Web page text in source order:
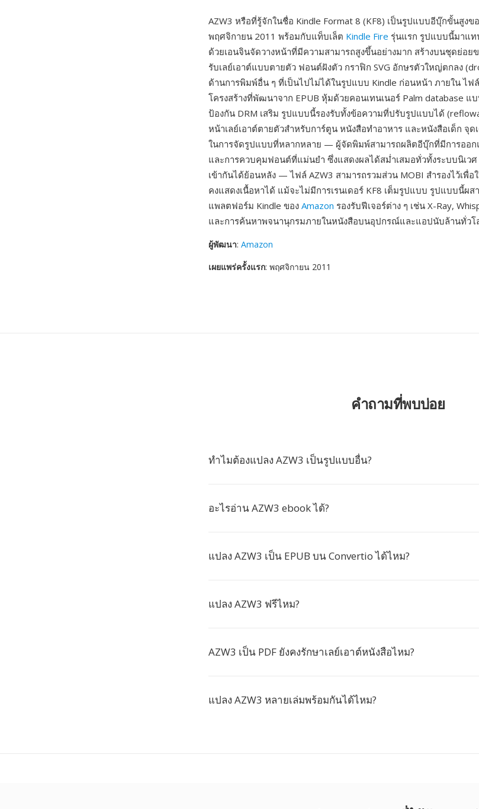
AZW3 หรือที่รู้จักในชื่อ Kindle Format 8 (KF8) เป็นรูปแบบอีบุ๊กขั้นสูงข
พฤศจิกายน 2011 พร้อมกับแท็บเล็ต Kindle Fire รุ่นแรก รูปแบบนี้มาแท
ด้วยเอนจินจัดวางหน้าที่มีความสามารถสูงขึ้นอย่างมาก สร้างบนชุดย่อยข
รับเลย์เอาต์แบบตายตัว ฟอนต์ฝังตัว กราฟิก SVG อักษรตัวใหญ่ตกลง
ด้านการพิมพ์อื่น ๆ ที่เป็นไปไม่ได้ในรูปแบบ Kindle ก่อนหน้า ภายใน ไฟ
โครงสร้างที่พัฒนาจาก EPUB หุ้มด้วยคอนเทนเนอร์ Palm database แ
ป้องกัน DRM เสริม รูปแบบนี้รองรับทั้งข้อความที่ปรับรูปแบบได้
หน้าเลย์เอาต์ตายตัวสำหรับการ์ตูน หนังสือทำอาหาร และหนังสือเด็ก จุ
ในการจัดรูปแบบที่หลากหลาย — ผู้จัดพิมพ์สามารถผลิตอีบุ๊กที่มีการออ
และการควบคุมฟอนต์ที่แม่นยำ ซึ่งแสดงผลได้สม่ำเสมอทั่วทั้งระบบนิเว
เข้ากันได้ย้อนหลัง — ไฟล์ AZW3 สามารถรวมส่วน MOBI สำรองไว้เพื่อ
คงแสดงเนื้อหาได้ แม้จะไม่มีการเรนเดอร์ KF8 เต็มรูปแบบ รูปแบบนี้ผ
แพลตฟอร์ม Kindle ของ Amazon รองรับฟีเจอร์ต่าง ๆ เช่น X-Ray,
และการค้นหาพจนานุกรมภายในหนังสือบนอุปกรณ์และแอปนับล้านทั่วโ
ผู้พัฒนา: Amazon
เผยแพร่ครั้งแรก: พฤศจิกายน 2011
คำถามที่พบบ่อย
ทำไมต้องแปลง AZW3 เป็นรูปแบบอื่น?
อะไรอ่าน AZW3 ebook ได้?
แปลง AZW3 เป็น EPUB บน Convertio ได้ไหม?
แปลง AZW3 ฟรีไหม?
AZW3 เป็น PDF ยังคงรักษาเลย์เอาต์หนังสือไหม?
แปลง AZW3 หลายเล่มพร้อมกันได้ไหม?